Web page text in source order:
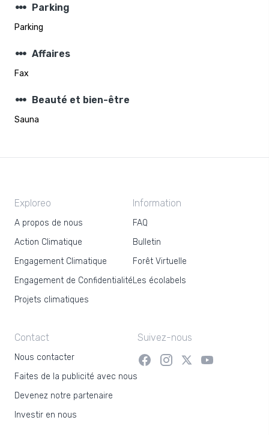
steppers Parking
Parking
steppers Affaires
Fax
steppers Beauté et bien-être
Sauna
Exploreo
A propos de nous
Action Climatique
Engagement Climatique
Engagement de Confidentialité
Projets climatiques
Information
FAQ
Bulletin
Forêt Virtuelle
Les écolabels
Contact
Nous contacter
Faites de la publicité avec nous
Devenez notre partenaire
Investir en nous
Suivez-nous